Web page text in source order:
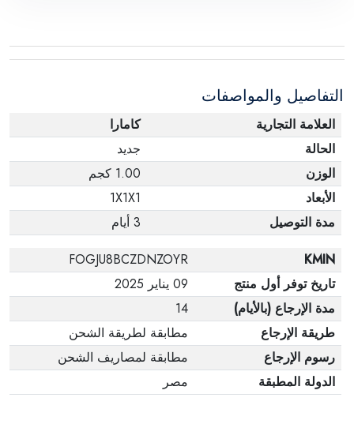
التفاصيل والمواصفات
العلامة التجارية
كامارا
الحالة
جديد
الوزن
1.00 كجم
الأبعاد
1X1X1
مدة التوصيل
3 أيام
KMIN
FOGJU8BCZDNZOYR
تاريخ توفر أول منتج
09 يناير 2025
مدة الإرجاع (بالأيام)
14
طريقة الإرجاع
مطابقة لطريقة الشحن
رسوم الإرجاع
مطابقة لمصاريف الشحن
الدولة المطبقة
مصر